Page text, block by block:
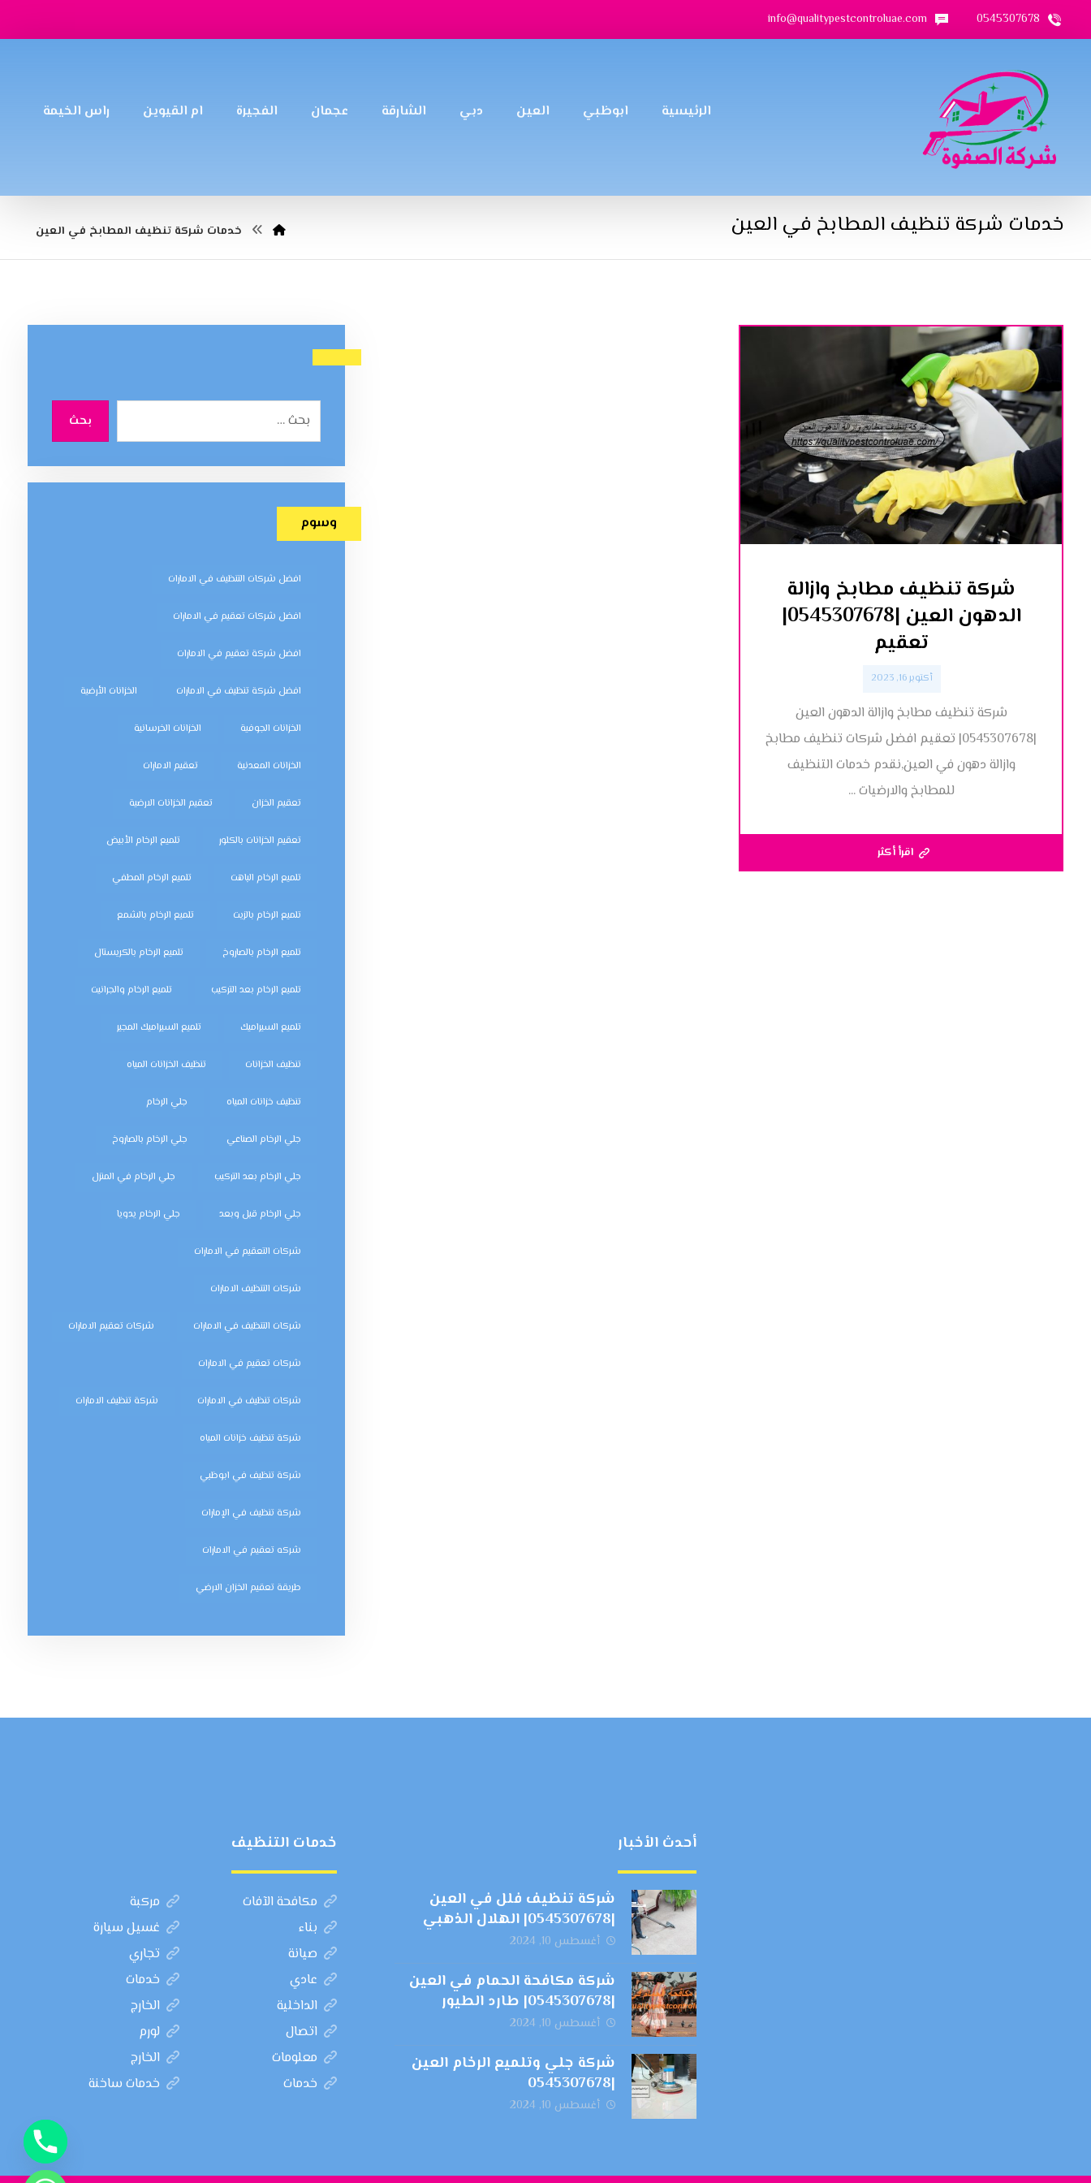
0545307678
info@qualitypestcontroluae.com
الرئيسية ابوظبي العين دبي الشارقة عجمان الفجيرة ام القيوين راس الخيمة
خدمات شركة تنظيف المطابخ في العين خدمات شركة تنظيف المطابخ في العين
شركة تنظيف مطابخ وازالة
الدهون العين |0545307678|
تعقيم
أكتوبر 16, 2023
شركة تنظيف مطابخ وازالة الدهون العين
|0545307678| تعقيم افضل شركات تنظيف مطابخ
وازالة دهون في العين,نقدم خدمات التنظيف
للمطابخ والارضيات ...
اقرأ أكثر
بحث
وسوم
افضل شركات التنظيف في الامارات
افضل شركات تعقيم في الامارات
افضل شركة تعقيم في الامارات
افضل شركة تنظيف في الامارات الخزانات الأرضية
الخزانات الجوفية الخزانات الخرسانية
الخزانات المعدنية تعقيم الامارات
تعقيم الخزان تعقيم الخزانات الارضية
تعقيم الخزانات بالكلور تلميع الرخام الأبيض
تلميع الرخام الباهت تلميع الرخام المطفي
تلميع الرخام بالزيت تلميع الرخام بالشمع
تلميع الرخام بالصاروخ تلميع الرخام بالكريستال
تلميع الرخام بعد التركيب تلميع الرخام والجرانيت
تلميع السيراميك تلميع السيراميك المجير
تنظيف الخزانات تنظيف الخزانات المياه
تنظيف خزانات المياه جلي الرخام
جلي الرخام الصناعي جلي الرخام بالصاروخ
جلي الرخام بعد التركيب جلي الرخام في المنزل
جلي الرخام قبل وبعد جلي الرخام يدويا
شركات التعقيم في الامارات
شركات التنظيف الامارات
شركات التنظيف في الامارات شركات تعقيم الامارات
شركات تعقيم في الامارات
شركات تنظيف في الامارات شركة تنظيف الامارات
شركة تنظيف خزانات المياه
شركة تنظيف في ابوظبي
شركة تنظيف في الإمارات
شركه تعقيم في الامارات
طريقة تعقيم الخزان الارضي
أحدث الأخبار
شركة تنظيف فلل في العين
|0545307678| الهلال الذهبي
أغسطس 10, 2024
شركة مكافحة الحمام في العين
|0545307678| طارد الطيور
أغسطس 10, 2024
شركة جلي وتلميع الرخام العين
|0545307678
أغسطس 10, 2024
خدمات التنظيف
مكافحة الآفات
مركبة
بناء
غسيل سيارة
صيانة
تجاري
عادي
خدمات
الداخلية
الخارج
اتصال
لورم
معلومات
الخارج
خدمات
خدمات ساخنة